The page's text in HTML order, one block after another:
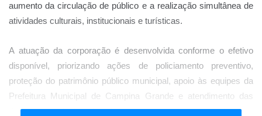
aumento da circulação de público e a realização simultânea de
atividades culturais, institucionais e turísticas.
A atuação da corporação é desenvolvida conforme o efetivo
disponível, priorizando ações de policiamento preventivo,
proteção do patrimônio público municipal, apoio às equipes da
Prefeitura Municipal de Campina Grande e atendimento das
demandas relacionadas à segurança urbana no entorno e